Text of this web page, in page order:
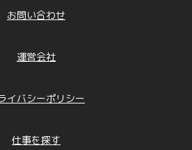
お問い合わせ
運営会社
イバシーポリシー
仕事を探す